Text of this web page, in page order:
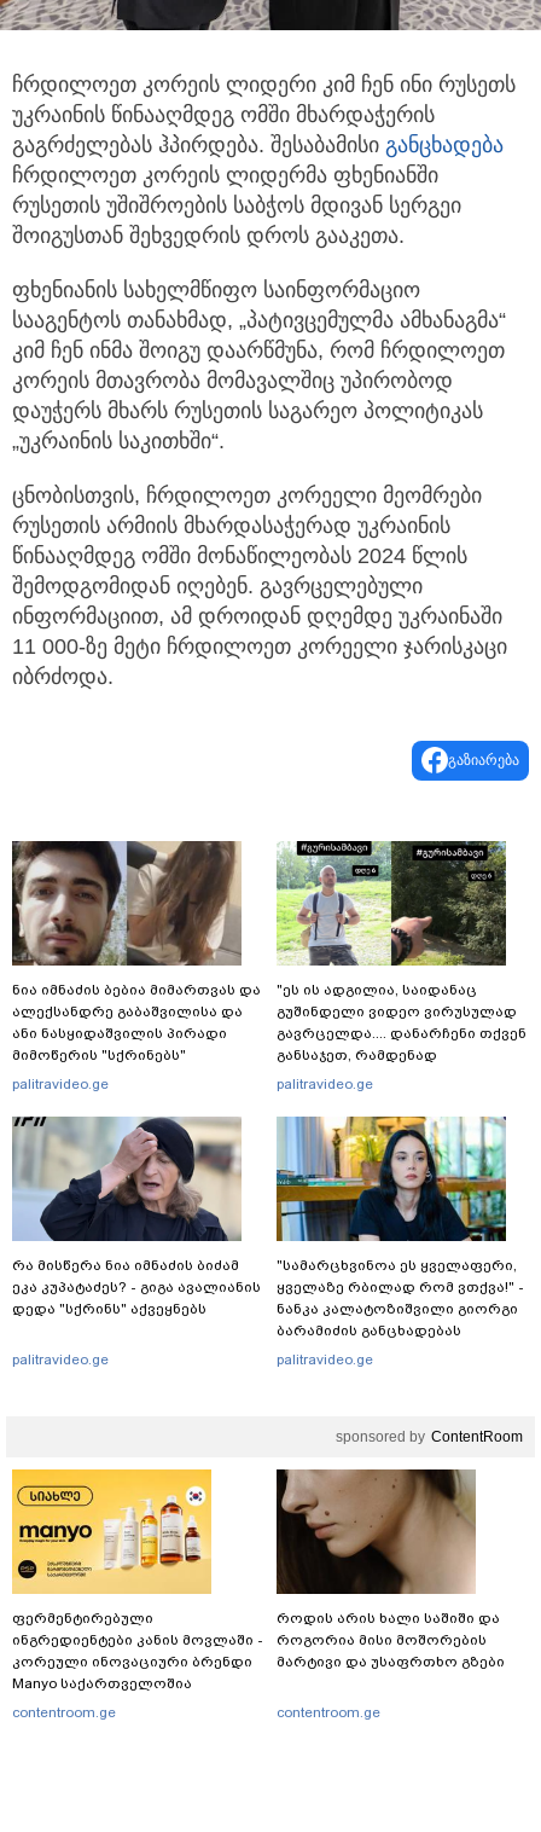
ჩრდილოეთ კორეის ლიდერი კიმ ჩენ ინი რუსეთს
უკრაინის წინააღმდეგ ომში მხარდაჭერის
გაგრძელებას ჰპირდება. შესაბამისი განცხადება
ჩრდილოეთ კორეის ლიდერმა ფხენიანში
რუსეთის უშიშროების საბჭოს მდივან სერგეი
შოიგუსთან შეხვედრის დროს გააკეთა.
ფხენიანის სახელმწიფო საინფორმაციო
სააგენტოს თანახმად, „პატივცემულმა ამხანაგმა“
კიმ ჩენ ინმა შოიგუ დაარწმუნა, რომ ჩრდილოეთ
კორეის მთავრობა მომავალშიც უპირობოდ
დაუჭერს მხარს რუსეთის საგარეო პოლიტიკას
„უკრაინის საკითხში“.
ცნობისთვის, ჩრდილოეთ კორეელი მეომრები
რუსეთის არმიის მხარდასაჭერად უკრაინის
წინააღმდეგ ომში მონაწილეობას 2024 წლის
შემოდგომიდან იღებენ. გავრცელებული
ინფორმაციით, ამ დროიდან დღემდე უკრაინაში
11 000-ზე მეტი ჩრდილოეთ კორეელი ჯარისკაცი
იბრძოდა.
გაზიარება
ნია იმნაძის ბებია მიმართვას და
ალექსანდრე გაბაშვილისა და
ანი ნასყიდაშვილის პირადი
მიმოწერის "სქრინებს"
ავრცელებს
palitravideo.ge
რა მისწერა ნია იმნაძის ბიძამ
ეკა კუპატაძეს? - გიგა ავალიანის
დედა "სქრინს" აქვეყნებს
palitravideo.ge
"ეს ის ადგილია, საიდანაც
გუშინდელი ვიდეო ვირუსულად
გავრცელდა.... დანარჩენი თქვენ
განსაჯეთ, რამდენად
შესაძლებელია აქ ადამიანის
აქვეყნებს კობა ახალაძე
მლეთიდან, სადაც 12 წლის წინ
გურამ დადიანიძე გაუჩინარდა?
palitravideo.ge
"სა­მარ­ცხვი­ნოა ეს ყვე­ლა­ფე­რი,
ყვე­ლა­ზე რბი­ლად რომ ვთქვა!" -
ნანკა კალატოზიშვილი გიორგი
ბარამიძის განცხადებას
ეხმაურება
palitravideo.ge
sponsored by ContentRoom
ფერმენტირებული
ინგრედიენტები კანის მოვლაში -
კორეული ინოვაციური ბრენდი
Manyo საქართველოშია
contentroom.ge
როდის არის ხალი საშიში და
როგორია მისი მოშორების
მარტივი და უსაფრთხო გზები
contentroom.ge